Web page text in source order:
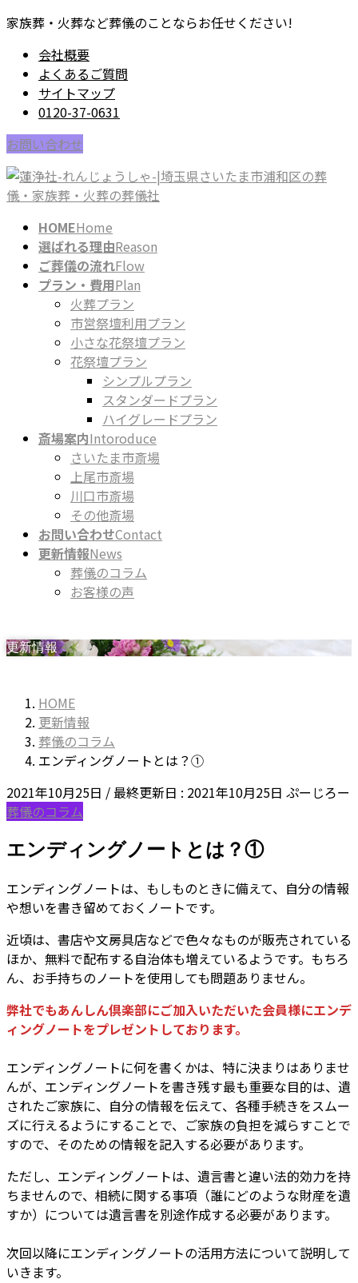
コ
移
動
ナ
ン
に
移
動
家族葬・火葬など葬儀のことならお任せください!
会社概要
よくあるご質問
サイトマップ
0120-37-0631
お問い合わせ
HOMEHome
選ばれる理由Reason
ご葬儀の流れFlow
プラン・費用Plan
火葬プラン
市営祭壇利用プラン
小さな花祭壇プラン
花祭壇プラン
シンプルプラン
スタンダードプラン
ハイグレードプラン
斎場案内Intoroduce
さいたま市斎場
上尾市斎場
川口市斎場
その他斎場
お問い合わせContact
更新情報News
葬儀のコラム
お客様の声
更新情報
HOME
更新情報
葬儀のコラム
エンディングノートとは？①
2021年10月25日 / 最終更新日 : 2021年10月25日 ぷーじろー
葬儀のコラム
エンディングノートとは？①
エンディングノートは、もしものときに備えて、自分の情報
や想いを書き留めておくノートです。
近頃は、書店や文房具店などで色々なものが販売されている
ほか、無料で配布する自治体も増えているようです。もちろ
ん、お手持ちのノートを使用しても問題ありません。
弊社でもあんしん倶楽部にご加入いただいた会員様にエンデ
ィングノートをプレゼントしております。
エンディングノートに何を書くかは、特に決まりはありませ
んが、エンディングノートを書き残す最も重要な目的は、遺
されたご家族に、自分の情報を伝えて、各種手続きをスムー
ズに行えるようにすることで、ご家族の負担を減らすことで
すので、そのための情報を記入する必要があります。
ただし、エンディングノートは、遺言書と違い法的効力を持
ちませんので、相続に関する事項（誰にどのような財産を遺
すか）については遺言書を別途作成する必要があります。
次回以降にエンディングノートの活用方法について説明して
いきます。